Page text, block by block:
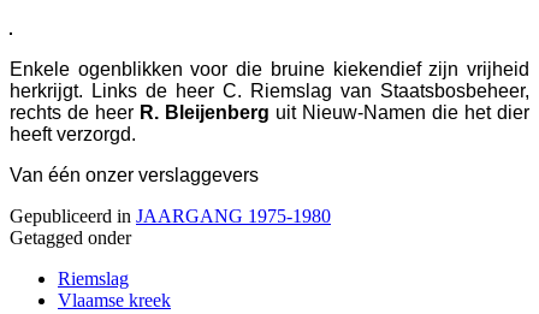
Enkele ogenblikken voor die bruine kiekendief zijn vrijheid
herkrijgt. Links de heer C. Riemslag van Staatsbosbeheer,
rechts de heer R. Bleijenberg uit Nieuw-Namen die het dier
heeft verzorgd.
Van één onzer verslaggevers
Gepubliceerd in JAARGANG 1975-1980
Getagged onder
Riemslag
Vlaamse kreek